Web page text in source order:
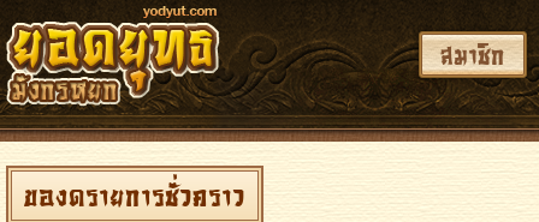
สมาชิก
ของดรายการชั่วคราว